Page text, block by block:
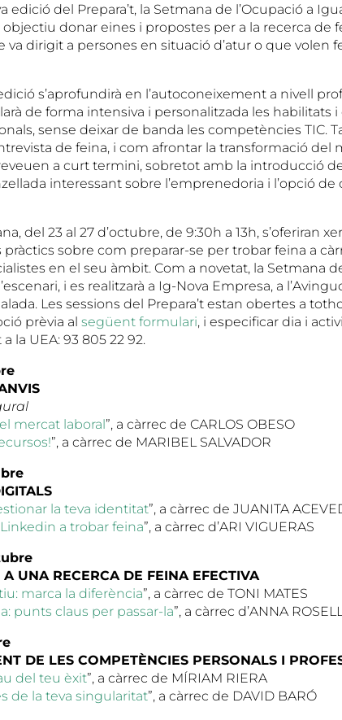
edició del Prepara’t, la Setmana de l’Ocupació a
donar eines i propostes per a la recerca de
va dirigit a persones en situació d’atur o que volen
s’aprofundirà en l’autoconeixement a nivell
de forma intensiva i personalitzada les habilitats
sense deixar de banda les competències TIC.
de feina, i com afrontar la transformació del
a curt termini, sobretot amb la introducció
interessant sobre l’emprenedoria i l’opció de
del 23 al 27 d’octubre, de 9:30h a 13h, s’oferiran
sobre com preparar-se per trobar feina a
en el seu àmbit. Com a novetat, la Setmana
i es realitzarà a Ig-Nova Empresa, a
Les sessions del Prepara’t estan obertes a
prèvia al següent formulari, i especificar dia i
la UEA: 93 805 22 92.
mercat laboral”, a càrrec de CARLOS OBESO
”, a càrrec de MARIBEL SALVADOR
la teva identitat”, a càrrec de JUANITA
a trobar feina”, a càrrec d’ARI VIGUERAS
A UNA RECERCA DE FEINA EFECTIVA
marca la diferència”, a càrrec de TONI MATES
punts claus per passar-la”, a càrrec d’ANNA
DE LES COMPETÈNCIES PERSONALS I
del teu èxit”, a càrrec de MÍRIAM RIERA
de la teva singularitat”, a càrrec de DAVID BARÓ